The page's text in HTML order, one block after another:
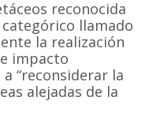
reconocida
llamado
la realización
impacto
“reconsiderar la
alejadas de la